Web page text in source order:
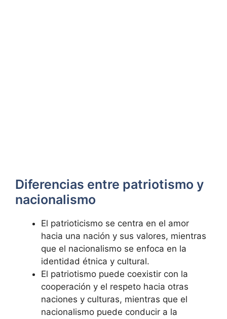
Diferencias entre patriotismo y
nacionalismo
El patrioticismo se centra en el amor
hacia una nación y sus valores, mientras
que el nacionalismo se enfoca en la
identidad étnica y cultural.
El patriotismo puede coexistir con la
cooperación y el respeto hacia otras
naciones y culturas, mientras que el
nacionalismo puede conducir a la